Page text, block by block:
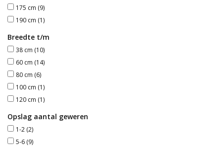
175 cm (9)
190 cm (1)
Breedte t/m
38 cm (10)
60 cm (14)
80 cm (6)
100 cm (1)
120 cm (1)
Opslag aantal geweren
1-2 (2)
5-6 (9)